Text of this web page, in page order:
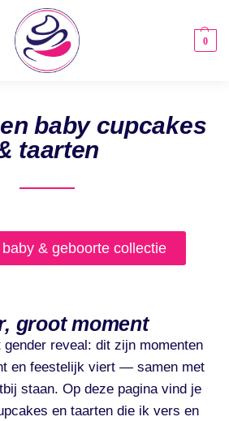
0
baby cupcakes
taarten
& geboorte collectie
groot moment
gender reveal: dit zijn momenten
en feestelijk viert — samen met
staan. Op deze pagina vind je
en taarten die ik vers en